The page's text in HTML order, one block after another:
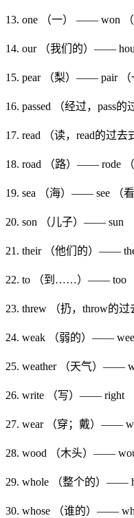
13. one （一） —— won （
14. our （我们的）——
15. pear （梨）—— pair （
16. passed （经过，pass
17. read （读，read的过
18. road （路）—— rode （
19. sea （海）—— see （看
20. son （儿子）—— sun
21. their （他们的）——
22. to （到……）—— too
23. threw （扔，throw的
24. weak （弱的）——
25. weather （天气）——
26. write （写）—— right
27. wear （穿；戴）——
28. wood （木头）——
29. whole （整个的）——
30. whose （谁的）——